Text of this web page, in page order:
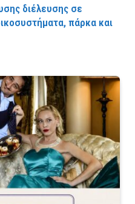
διέλευσης σε
πάρκα και